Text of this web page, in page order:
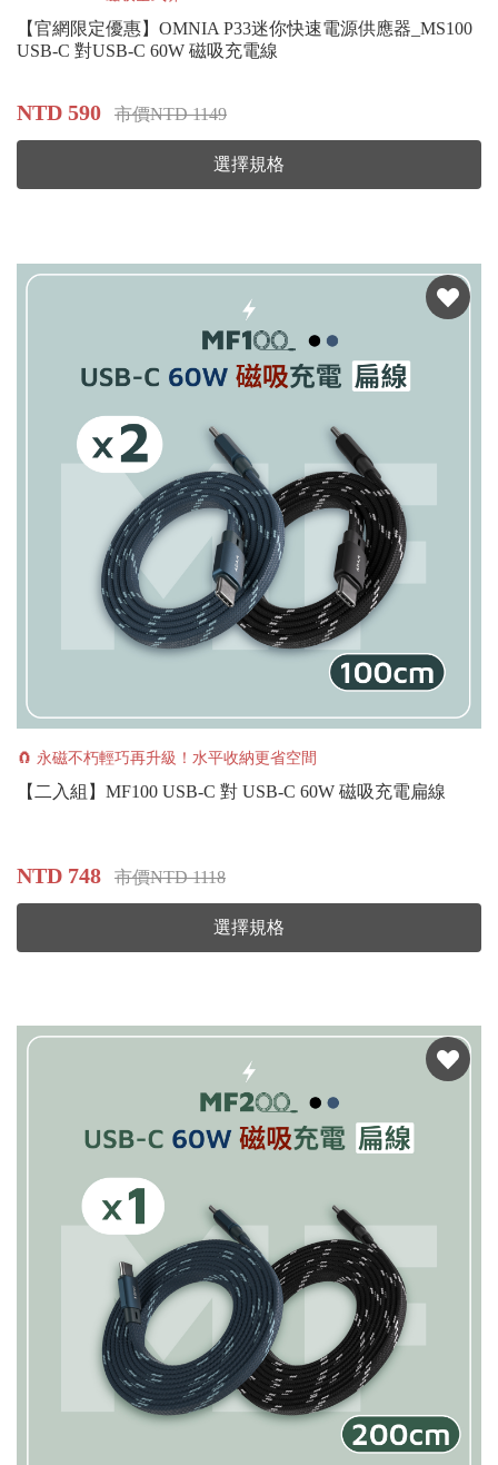
【官網限定優惠】OMNIA P33迷你快速電源供應器_MS100
USB-C 對USB-C 60W 磁吸充電線
NTD 590 市價NTD 1149
選擇規格
🧲 永磁不朽輕巧再升級！水平收納更省空間
【二入組】MF100 USB-C 對 USB-C 60W 磁吸充電扁線
NTD 748 市價NTD 1118
選擇規格